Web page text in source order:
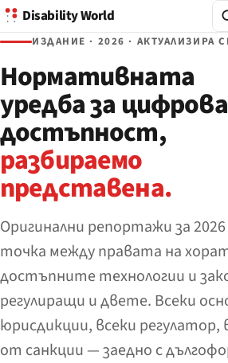
Disability World
ИЗДАНИЕ · 2026 · АКТУАЛИЗИРА
Нормативната
уредба за цифрова
достъпност,
разбираемо
представена.
Оригинални репортажи за
точка между правата на
достъпните технологии и
регулиращи и двете. Всеки
юрисдикции, всеки регулатор,
от санкции — заедно с